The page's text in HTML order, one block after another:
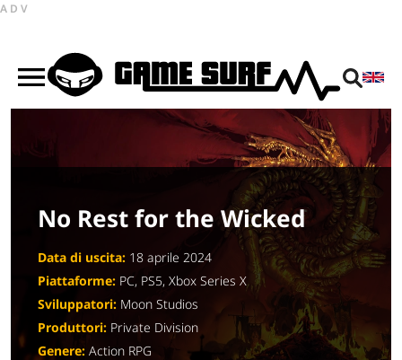
ADV
No Rest for the Wicked
Data di uscita: 18 aprile 2024
Piattaforme: PC, PS5, Xbox Series X
Sviluppatori: Moon Studios
Produttori: Private Division
Genere: Action RPG